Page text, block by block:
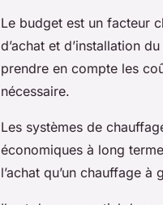
Le budget est un facteur
d’achat et d’installation
prendre en compte les
nécessaire.
Les systèmes de
économiques à long
l’achat qu’un chauffage